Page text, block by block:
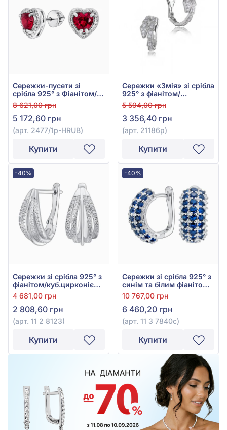
Сережки-пусети зі
срібла 925° з Фіанітом/
куб.цирконієм та
Червоним Рубіном, арт.
2477/1р-HRUB
8 621,00 грн
5 172,60 грн
(арт. 2477/1р-HRUB)
Купити
Сережки «Змія» зі срібла
925° з фіанітом/
куб.цирконієм, арт.
21186р
5 594,00 грн
3 356,40 грн
(арт. 21186р)
Купити
-40%
Сережки зі срібла 925° з
фіанітом/куб.цирконієм,
арт. 11 2 8123
4 681,00 грн
2 808,60 грн
(арт. 11 2 8123)
Купити
-40%
Сережки зі срібла 925° з
синім та білим фіанітом,
арт. 11 3 7840с
10 767,00 грн
6 460,20 грн
(арт. 11 3 7840с)
Купити